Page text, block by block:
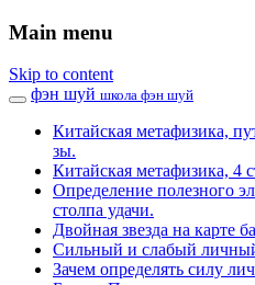
Main menu
Skip to content
фэн шуй школа фэн шуй
Китайская метафизика,
зы.
Китайская метафизика, 4
Определение полезного
столпа удачи.
Двойная звезда на карте
Сильный и слабый
Зачем определять силу